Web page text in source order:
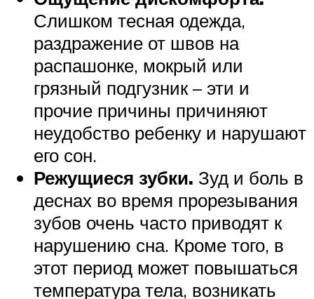
Слишком тесная одежда,
раздражение от швов на
распашонке, мокрый или
грязный подгузник – эти и
прочие причины причиняют
неудобство ребенку и нарушают
его сон.
Режущиеся зубки. Зуд и боль в
деснах во время прорезывания
зубов очень часто приводят к
нарушению сна. Кроме того, в
этот период может повышаться
температура тела, возникать